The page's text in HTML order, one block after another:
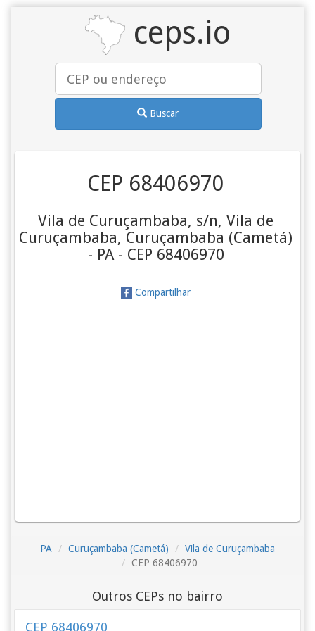
ceps.io
Buscar
CEP 68406970
Vila de Curuçambaba, s/n, Vila de
Curuçambaba, Curuçambaba (Cametá)
- PA - CEP 68406970
Compartilhar
PA Curuçambaba (Cametá)
Vila de Curuçambaba
CEP 68406970
Outros CEPs no bairro
CEP 68406970